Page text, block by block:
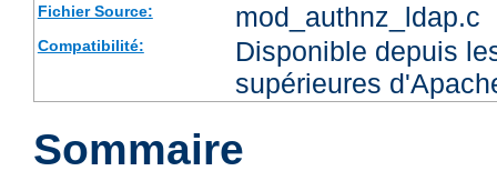
Fichier Source: mod_authnz_ldap.c
Compatibilité:
Disponible depuis
supérieures
Sommaire